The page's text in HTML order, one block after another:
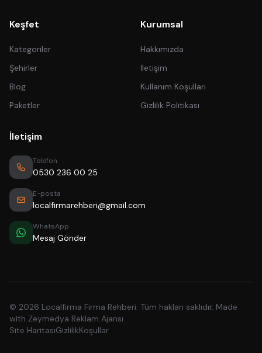
Keşfet
Kategoriler
Şehirler
Blog
Paketler
Kurumsal
Hakkımızda
İletişim
Kullanım Koşulları
Gizlilik Politikası
İletişim
Telefon
0530 236 00 25
E-posta
localfirmarehberi@gmail.com
WhatsApp
Mesaj Gönder
© 2026 Localfirma Firma Rehberi. Tüm hakları saklıdır. Made
with Zeymedya Reklam Ajansı
Site HaritasıGizlilikKoşullar